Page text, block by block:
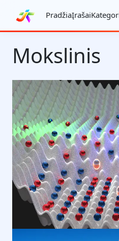
PradžiaĮrašai
Mokslinis